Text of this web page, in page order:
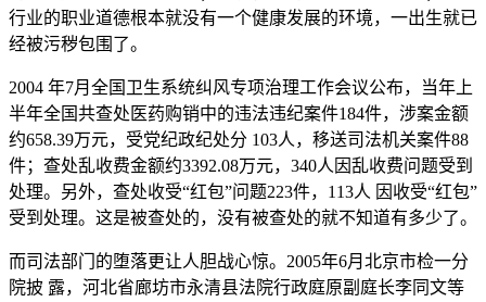
行业的职业道德根本就没有一个健康发展的环境，一出生就已
经被污秽包围了。
2004 年7月全国卫生系统纠风专项治理工作会议公布，当年上
半年全国共查处医药购销中的违法违纪案件184件，涉案金额
约658.39万元，受党纪政纪处分 103人，移送司法机关案件88
件；查处乱收费金额约3392.08万元，340人因乱收费问题受到
处理。另外，查处收受“红包”问题223件，113人 因收受“红包”
受到处理。这是被查处的，没有被查处的就不知道有多少了。
而司法部门的堕落更让人胆战心惊。2005年6月北京市检一分
院披 露，河北省廊坊市永清县法院行政庭原副庭长李同文等